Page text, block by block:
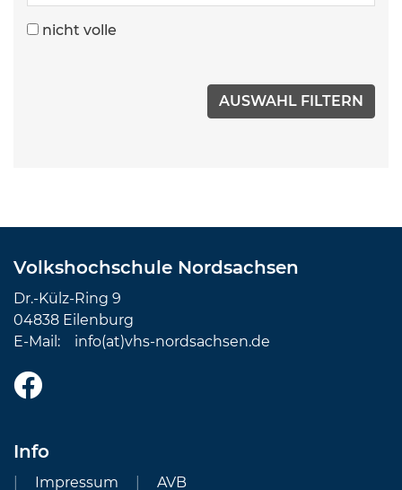
nicht volle
Volkshochschule Nordsachsen
Dr.-Külz-Ring 9
04838 Eilenburg
E-Mail: info(at)vhs-nordsachsen.de
Info
Impressum AVB